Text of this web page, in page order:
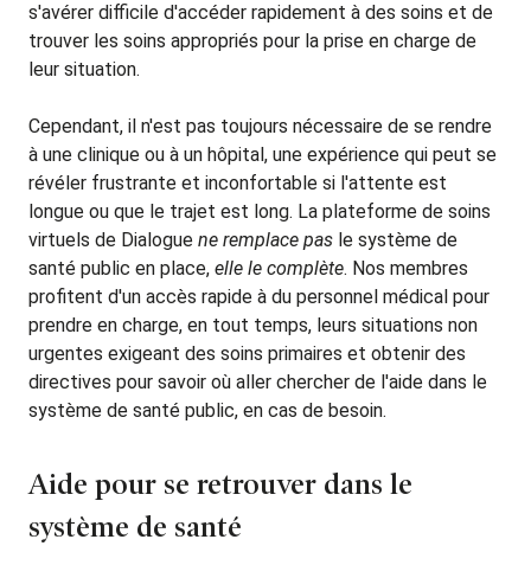
s'avérer difficile d'accéder rapidement à des soins et de
trouver les soins appropriés pour la prise en charge de
leur situation.
Cependant, il n'est pas toujours nécessaire de se rendre
à une clinique ou à un hôpital, une expérience qui peut se
révéler frustrante et inconfortable si l'attente est
longue ou que le trajet est long. La plateforme de soins
virtuels de Dialogue ne remplace pas le système de
santé public en place, elle le complète. Nos membres
profitent d'un accès rapide à du personnel médical pour
prendre en charge, en tout temps, leurs situations non
urgentes exigeant des soins primaires et obtenir des
directives pour savoir où aller chercher de l'aide dans le
système de santé public, en cas de besoin.
Aide pour se retrouver dans le
système de santé